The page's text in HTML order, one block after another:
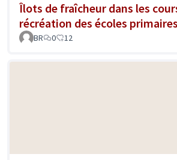
Îlots de fraîcheur dans les
récréation des écoles primaires
BR 0 12